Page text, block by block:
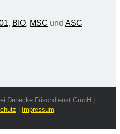
, BIO, MSC und ASC
Denecke Frischdienst GmbH |
| Impressum